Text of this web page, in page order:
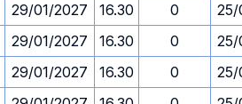
29/01/2027 16.30 0
25/
29/01/2027 16.30 0
25/
29/01/2027 16.30 0
25/